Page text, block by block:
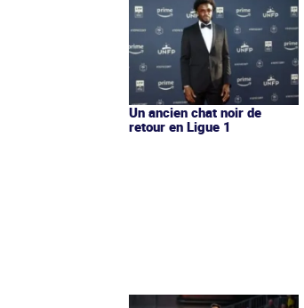
Un ancien chat noir de
retour en Ligue 1